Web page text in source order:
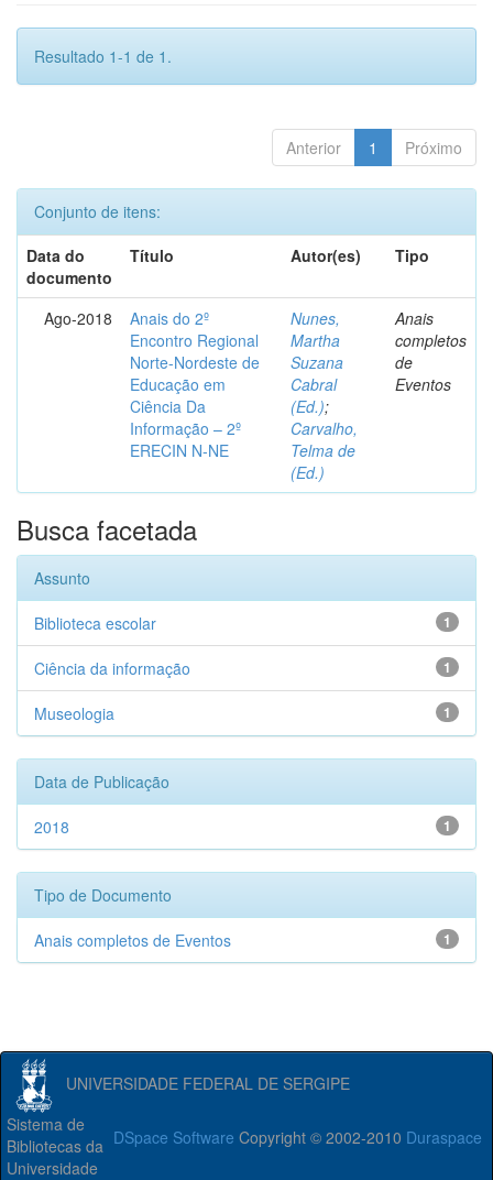
Resultado 1-1 de 1.
Anterior 1 Próximo
Conjunto de itens:
Data do
documento
Título Autor(es) Tipo
Ago-2018
Anais do 2º
Encontro Regional
Norte-Nordeste de
Educação em
Ciência Da
Informação – 2º
ERECIN N-NE
Nunes,
Martha
Suzana
Cabral
(Ed.);
Carvalho,
Telma de
(Ed.)
Anais
completos
de
Eventos
Busca facetada
Assunto
1
Biblioteca escolar
1
Ciência da informação
1
Museologia
Data de Publicação
1
2018
Tipo de Documento
1
Anais completos de Eventos
UNIVERSIDADE FEDERAL DE SERGIPE
DSpace Software Copyright © 2002-2010 Duraspace
Sistema de
Bibliotecas da
Universidade